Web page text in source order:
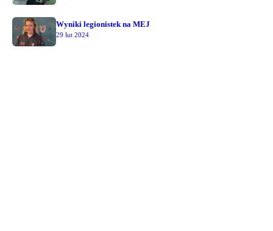
Wyniki legionistek na MEJ
29 lut 2024